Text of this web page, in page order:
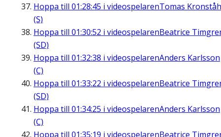
Hoppa till 01:28:45 i videospelarenTomas
(S)
Hoppa till 01:30:52 i videospelarenBeatrice
(SD)
Hoppa till 01:32:38 i videospelarenAnders Karlsson
(C)
Hoppa till 01:33:22 i videospelarenBeatrice
(SD)
Hoppa till 01:34:25 i videospelarenAnders Karlsson
(C)
Hoppa till 01:35:19 i videospelarenBeatrice